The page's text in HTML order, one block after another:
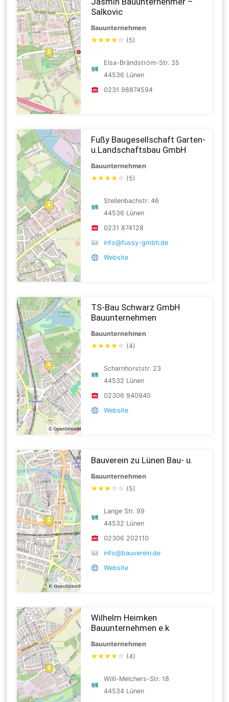
Salkovic
Bauunternehmen
★★★★ ☆ (5)
Elsa-Brändström-Str. 35
44536 Lünen
0231 98874594
Fußy Baugesellschaft Garten-
u.Landschaftsbau GmbH
Bauunternehmen
★★★★ ☆ (5)
Stellenbachstr. 46
44536 Lünen
0231 874128
info@fussy-gmbh.de
Website
TS-Bau Schwarz GmbH
Bauunternehmen
Bauunternehmen
★★★★ ☆ (4)
Scharnhorststr. 23
44532 Lünen
02306 940940
Website
Bauverein zu Lünen Bau- u.
Bauunternehmen
★★★ ☆ ☆ (5)
Lange Str. 99
44532 Lünen
02306 202110
info@bauverein.de
Website
Wilhelm Heimken
Bauunternehmen e.k
Bauunternehmen
★★★★ ☆ (4)
Willi-Melchers-Str. 18
44534 Lünen